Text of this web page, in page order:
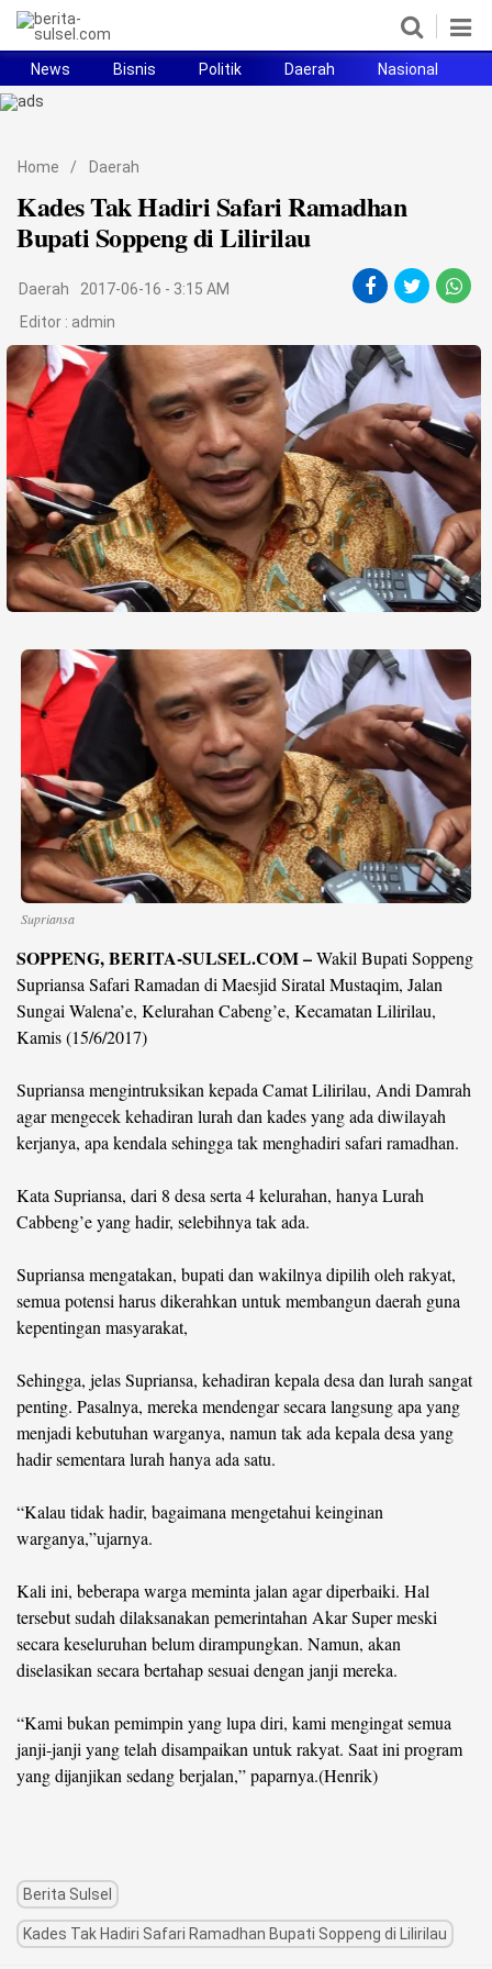
Home
Politik
Pendidikan
Bisnis
Otomotif
Hukum
Sport
Life Style
Profil
Opini
Video
More
Disclaimer
©
Copyright
sulsel.com
All
Right
Reserved
News Bisnis Politik Daerah Nasional
Home / Daerah
Kades Tak Hadiri Safari Ramadhan
Bupati Soppeng di Lilirilau
Daerah
2017-06-16 - 3:15 AM
Editor : admin
Supriansa
SOPPENG, BERITA-SULSEL.COM –Wakil Bupati Soppeng
Supriansa Safari Ramadan di Maesjid Siratal Mustaqim, Jalan
Sungai Walena’e, Kelurahan Cabeng’e, Kecamatan Lilirilau,
Kamis (15/6/2017)
Supriansa mengintruksikan kepada Camat Lilirilau, Andi Damrah
agar mengecek kehadiran lurah dan kades yang ada diwilayah
kerjanya, apa kendala sehingga tak menghadiri safari ramadhan.
Kata Supriansa, dari 8 desa serta 4 kelurahan, hanya Lurah
Cabbeng’e yang hadir, selebihnya tak ada.
Supriansa mengatakan, bupati dan wakilnya dipilih oleh rakyat,
semua potensi harus dikerahkan untuk membangun daerah guna
kepentingan masyarakat,
Sehingga, jelas Supriansa, kehadiran kepala desa dan lurah sangat
penting. Pasalnya, mereka mendengar secara langsung apa yang
menjadi kebutuhan warganya, namun tak ada kepala desa yang
hadir sementara lurah hanya ada satu.
“Kalau tidak hadir, bagaimana mengetahui keinginan
warganya,”ujarnya.
Kali ini, beberapa warga meminta jalan agar diperbaiki. Hal
tersebut sudah dilaksanakan pemerintahan Akar Super meski
secara keseluruhan belum dirampungkan. Namun, akan
diselasikan secara bertahap sesuai dengan janji mereka.
“Kami bukan pemimpin yang lupa diri, kami mengingat semua
janji-janji yang telah disampaikan untuk rakyat. Saat ini program
yang dijanjikan sedang berjalan,” paparnya.(Henrik)
Berita Sulsel
Kades Tak Hadiri Safari Ramadhan Bupati Soppeng di Lilirilau